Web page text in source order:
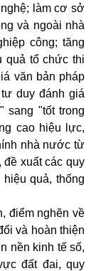
làm cơ sở
và ngoài nhà
công; tăng
quả tổ chức thi
văn bản pháp
duy đánh giá
sang "tốt trong
cao hiệu lực,
nhà nước từ
xuất các quy
quả, thống
điểm nghẽn về
và hoàn thiện
nền kinh tế số,
đất đai, quy